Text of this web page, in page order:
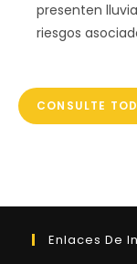
presenten
riesgos
CONSULTE
Enlaces De